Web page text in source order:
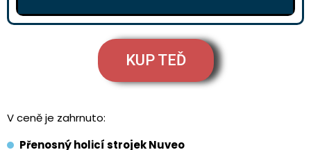
KUP TEĎ
V ceně je zahrnuto:
Přenosný holicí strojek Nuveo